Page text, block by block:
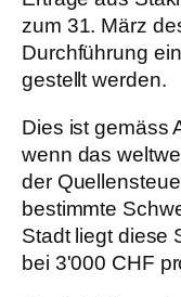
zum 31. März
Durchführung
gestellt werden.
Dies ist gemäss
wenn das
der
bestimmte
Stadt liegt diese
bei 3'000 CHF